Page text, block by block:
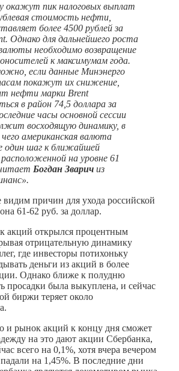
окажут пик налоговых выплат
стоимость нефти,
более 4500 рублей за
Однако для дальнейшего роста
необходимо возвращение
к максимумам года.
если данные Минэнерго
покажут их снижение,
нефти марки Brent
в район 74,5 доллара за
часы основной сессии
восходящую динамику, в
американская валюта
один шаг к ближайшей
на уровне 61
Богдан Зварич из
причин для ухода российской
61-62 руб. за доллар.
акций открылся процентным
отрицательную динамику
где инвесторы потихоньку
деньги из акций в более
Однако ближе к полудню
просадки была выкуплена, и сейчас
биржи теряет около
и рынок акций к концу дня сможет
на это дают акции Сбербанка,
всего на 0,1%, хотя вчера вечером
на 1,45%. В последние дни